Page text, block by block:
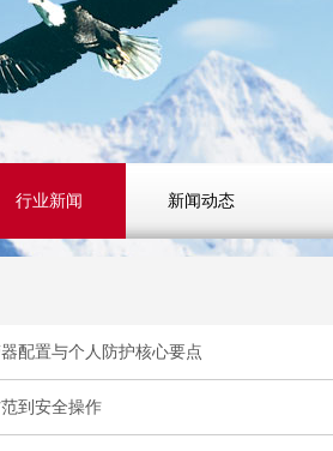
行业新闻 新闻动态
配置与个人防护核心要点
到安全操作